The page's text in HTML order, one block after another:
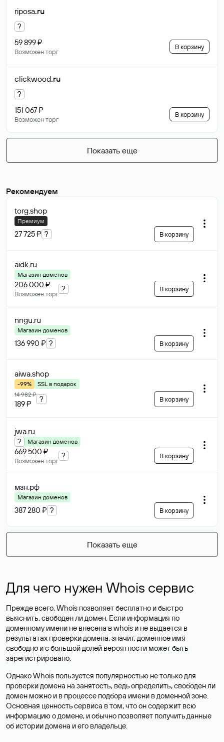
riposa.ru
?
59 899 ₽
Возможен торг
В корзину
clickwood.ru
?
151 067 ₽
Возможен торг
В корзину
Показать еще
Рекомендуем
torg.shop
Премиум
27 725 ₽ ? В корзину
aidk.ru
Магазин доменов
206 000 ₽
Возможен торг
? В корзину
nngu.ru
Магазин доменов
136 990 ₽ ? В корзину
aiwa.shop
-99%
SSL в подарок
14 982 ₽
189 ₽
? В корзину
jwa.ru
? Магазин доменов
669 500 ₽
Возможен торг
? В корзину
мзн.рф
Магазин доменов
387 280 ₽ ? В корзину
Показать еще
Для чего нужен Whois сервис
Прежде всего, Whois позволяет бесплатно и быстро
выяснить, свободен ли домен. Если информация по
доменному имени не внесена в whois и не выдается в
результатах проверки домена, значит, доменное имя
свободно и с большой долей вероятности может быть
зарегистрировано.
Однако Whois пользуется популярностью не только для
проверки домена на занятость, ведь определить, свободен ли
домен можно и в процессе подбора имени в доменной зоне.
Основная ценность сервиса в том, что он содержит всю
информацию о домене, и обычно позволяет получить данные
об истории домена и его владельце.